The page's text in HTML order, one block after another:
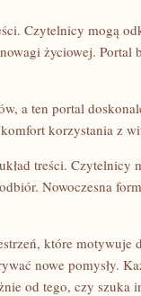
Czytelnicy mogą
życiowej.
a ten portal
komfort korzystania z
treści. Czytelnicy
Nowoczesna
które motywuje
nowe pomysły.
od tego, czy szuka